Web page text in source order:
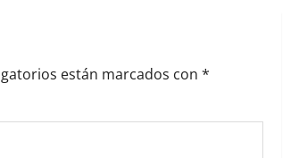
están marcados con *